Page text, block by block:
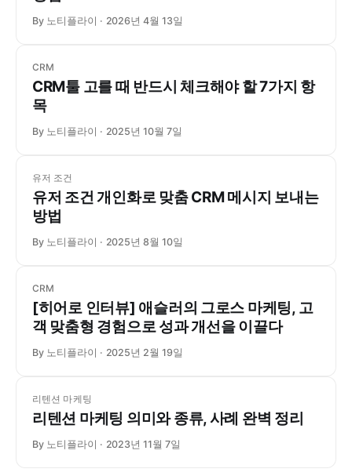
By 노티플라이 2026년 4월 13일
CRM
CRM툴 고를 때 반드시 체크해야 할 7가지 항
목
By 노티플라이 2025년 10월 7일
유저 조건
유저 조건 개인화로 맞춤 CRM 메시지 보내는
방법
By 노티플라이 2025년 8월 10일
CRM
[히어로 인터뷰] 애슬러의 그로스 마케팅, 고
객 맞춤형 경험으로 성과 개선을 이끌다
By 노티플라이 2025년 2월 19일
리텐션 마케팅
리텐션 마케팅 의미와 종류, 사례 완벽 정리
By 노티플라이 2023년 11월 7일